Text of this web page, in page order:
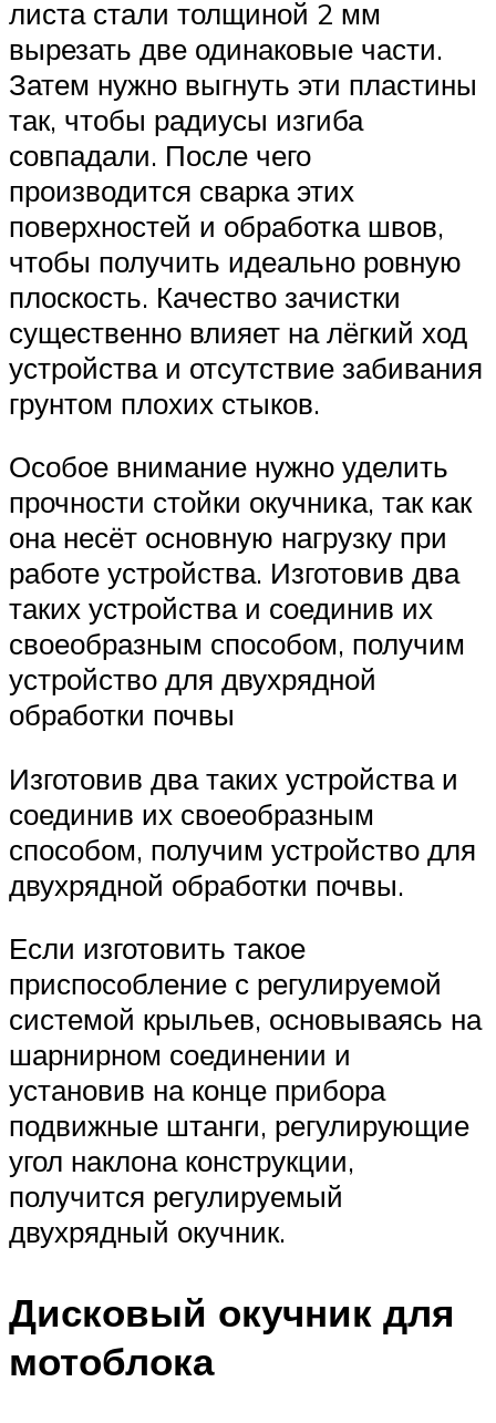
листа стали толщиной 2 мм
вырезать две одинаковые части.
Затем нужно выгнуть эти пластины
так, чтобы радиусы изгиба
совпадали. После чего
производится сварка этих
поверхностей и обработка швов,
чтобы получить идеально ровную
плоскость. Качество зачистки
существенно влияет на лёгкий ход
устройства и отсутствие забивания
грунтом плохих стыков.
Особое внимание нужно уделить
прочности стойки окучника, так как
она несёт основную нагрузку при
работе устройства. Изготовив два
таких устройства и соединив их
своеобразным способом, получим
устройство для двухрядной
обработки почвы
Изготовив два таких устройства и
соединив их своеобразным
способом, получим устройство для
двухрядной обработки почвы.
Если изготовить такое
приспособление с регулируемой
системой крыльев, основываясь на
шарнирном соединении и
установив на конце прибора
подвижные штанги, регулирующие
угол наклона конструкции,
получится регулируемый
двухрядный окучник.
Дисковый окучник для
мотоблока